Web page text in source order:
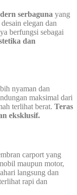
serbaguna yang
elegan dan
berfungsi sebagai
dan
nyaman dan
maksimal dari
terlihat berat. Teras
eksklusif.
carport yang
maupun motor,
langsung dan
rapi dan